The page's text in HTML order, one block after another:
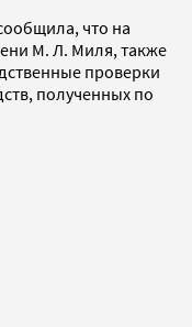
что на
М. Л. Миля, также
проверки
полученных по